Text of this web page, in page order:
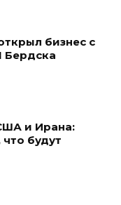
бизнес с
и Ирана:
будут